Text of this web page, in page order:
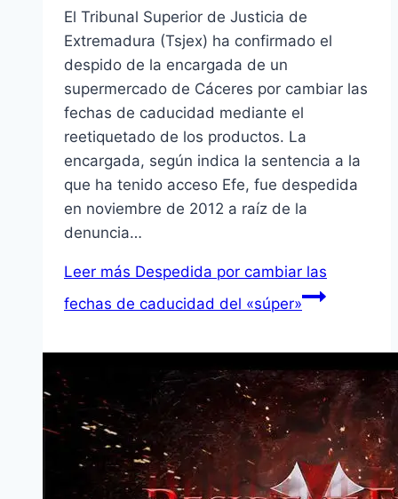
El Tribunal Superior de Justicia de
Extremadura (Tsjex) ha confirmado el
despido de la encargada de un
supermercado de Cáceres por cambiar las
fechas de caducidad mediante el
reetiquetado de los productos. La
encargada, según indica la sentencia a la
que ha tenido acceso Efe, fue despedida
en noviembre de 2012 a raíz de la
denuncia…
Leer más Despedida por cambiar las
fechas de caducidad del «súper»